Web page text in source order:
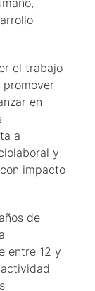
el trabajo
promover
en
a
y
impacto
de
entre 12 y